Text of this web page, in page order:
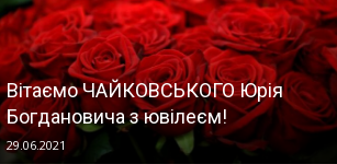
Вітаємо ЧАЙКОВСЬКОГО Юрія
Богдановича з ювілеєм!
29.06.2021